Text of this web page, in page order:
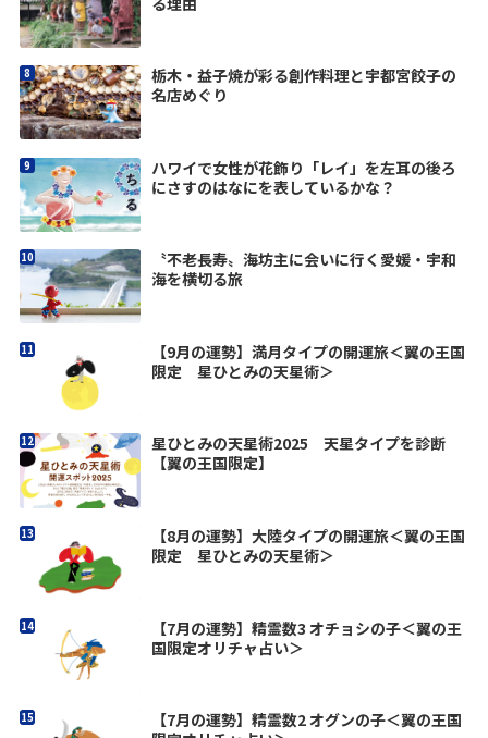
栃木・益子焼が彩る創作料理と宇都宮餃子の
名店めぐり
ハワイで女性が花飾り「レイ」を左耳の後ろ
にさすのはなにを表しているかな？
〝不老長寿〟海坊主に会いに行く愛媛・宇和
海を横切る旅
【9月の運勢】満月タイプの開運旅＜翼の王国
限定 星ひとみの天星術＞
星ひとみの天星術2025 天星タイプを診断
【翼の王国限定】
【8月の運勢】大陸タイプの開運旅＜翼の王国
限定 星ひとみの天星術＞
【7月の運勢】精霊数3 オチョシの子＜翼の王
国限定オリチャ占い＞
【7月の運勢】精霊数2 オグンの子＜翼の王国